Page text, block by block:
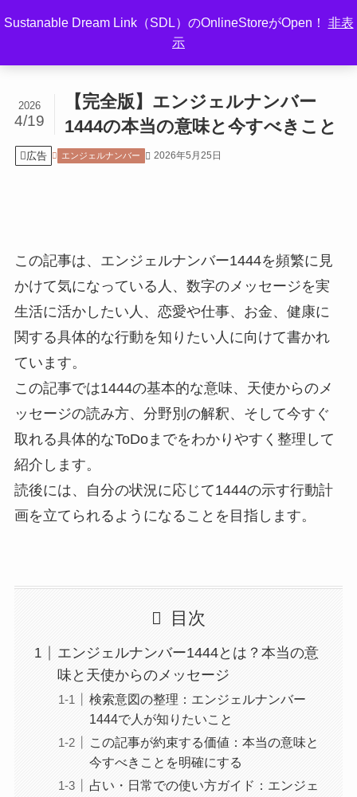
Sustanable Dream Link（SDL）のOnlineStoreがOpen！ 非表
示
【完全版】エンジェルナンバー
1444の本当の意味と今すべきこと
2026
4/19
広告 エンジェルナンバー 2026年5月25日
この記事は、エンジェルナンバー1444を頻繁に見
かけて気になっている人、数字のメッセージを実
生活に活かしたい人、恋愛や仕事、お金、健康に
関する具体的な行動を知りたい人に向けて書かれ
ています。
この記事では1444の基本的な意味、天使からのメ
ッセージの読み方、分野別の解釈、そして今すぐ
取れる具体的なToDoまでをわかりやすく整理して
紹介します。
読後には、自分の状況に応じて1444の示す行動計
画を立てられるようになることを目指します。
目次
エンジェルナンバー1444とは？本当の意
味と天使からのメッセージ
検索意図の整理：エンジェルナンバー
1444で人が知りたいこと
この記事が約束する価値：本当の意味と
今すべきことを明確にする
占い・日常での使い方ガイド：エンジェ